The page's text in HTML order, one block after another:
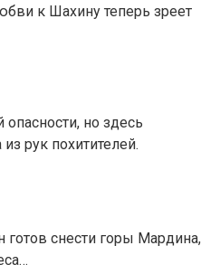
к Шахину теперь зреет
но здесь
рук похитителей.
готов снести горы Мардина,